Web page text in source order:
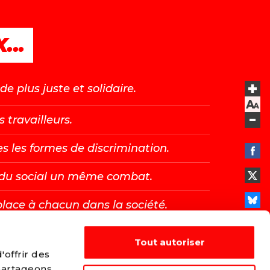
des
Tout autoriser
plus juste et solidaire.
travailleurs.
les formes de discrimination.
social un même combat.
à chacun dans la société.
→